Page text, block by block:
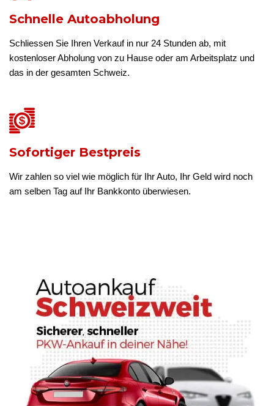
Schnelle Autoabholung
Schliessen Sie Ihren Verkauf in nur 24 Stunden ab, mit
kostenloser Abholung von zu Hause oder am Arbeitsplatz und
das in der gesamten Schweiz.
Sofortiger Bestpreis
Wir zahlen so viel wie möglich für Ihr Auto, Ihr Geld wird noch
am selben Tag auf Ihr Bankkonto überwiesen.